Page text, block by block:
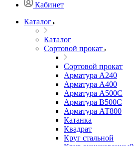
Кабинет
Каталог
Каталог
Сортовой прокат
Сортовой прокат
Арматура А240
Арматура А400
Арматура А500C
Арматура В500С
Арматура АТ800
Катанка
Квадрат
Круг стальной